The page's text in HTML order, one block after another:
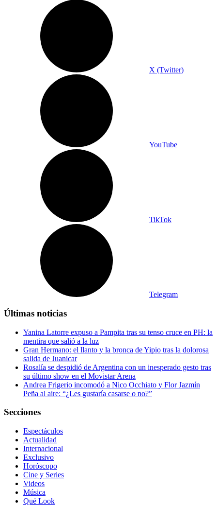
X (Twitter)
YouTube
TikTok
Telegram
Últimas noticias
Yanina Latorre expuso a Pampita tras su tenso cruce en PH: la
mentira que salió a la luz
Gran Hermano: el llanto y la bronca de Yipio tras la dolorosa
salida de Juanicar
Rosalía se despidió de Argentina con un inesperado gesto tras
su último show en el Movistar Arena
Andrea Frigerio incomodó a Nico Occhiato y Flor Jazmín
Peña al aire: “¿Les gustaría casarse o no?”
Secciones
Espectáculos
Actualidad
Internacional
Exclusivo
Horóscopo
Cine y Series
Videos
Música
Qué Look